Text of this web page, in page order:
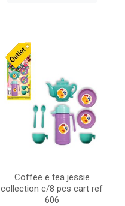
Coffee e tea jessie
collection c/8 pcs cart ref
606